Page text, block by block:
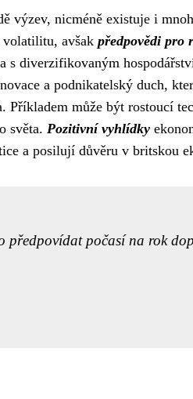
výzev, nicméně existuje i
volatilitu, avšak předpovědi pro
s diverzifikovaným
a podnikatelský duch,
Příkladem může být rostoucí
světa. Pozitivní vyhlídky
a posilují důvěru v britskou
předpovídat počasí na rok